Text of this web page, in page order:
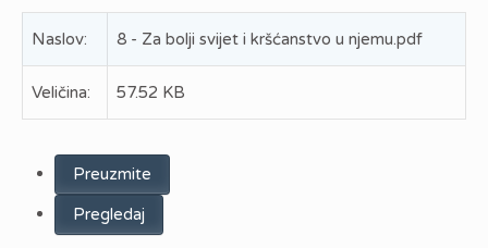
Naslov: 8 - Za bolji svijet i kršćanstvo u njemu.pdf
Veličina: 57.52 KB
Preuzmite
Pregledaj